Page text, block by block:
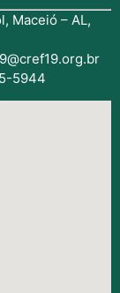
Maceió – AL,
5944